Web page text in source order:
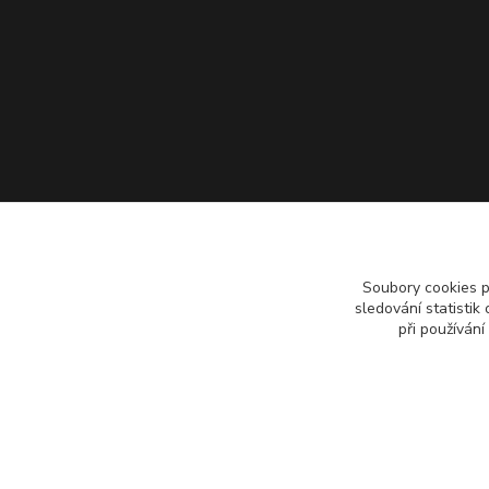
Soubory cookies
sledování statistik
při